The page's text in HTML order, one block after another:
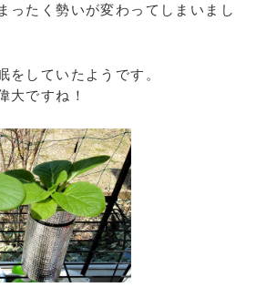
たく勢いが変わってしまいまし
していたようです。
大ですね！